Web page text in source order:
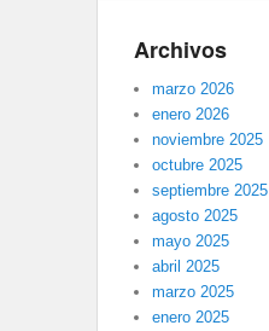
Archivos
marzo 2026
enero 2026
noviembre 2025
octubre 2025
septiembre 2025
agosto 2025
mayo 2025
abril 2025
marzo 2025
enero 2025